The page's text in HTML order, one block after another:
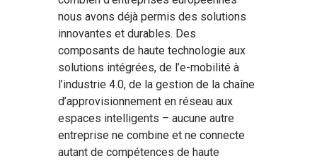
nous avons déjà permis des solutions
innovantes et durables. Des
composants de haute technologie aux
solutions intégrées, de l’e-mobilité à
l’industrie 4.0, de la gestion de la chaîne
d’approvisionnement en réseau aux
espaces intelligents – aucune autre
entreprise ne combine et ne connecte
autant de compétences de haute